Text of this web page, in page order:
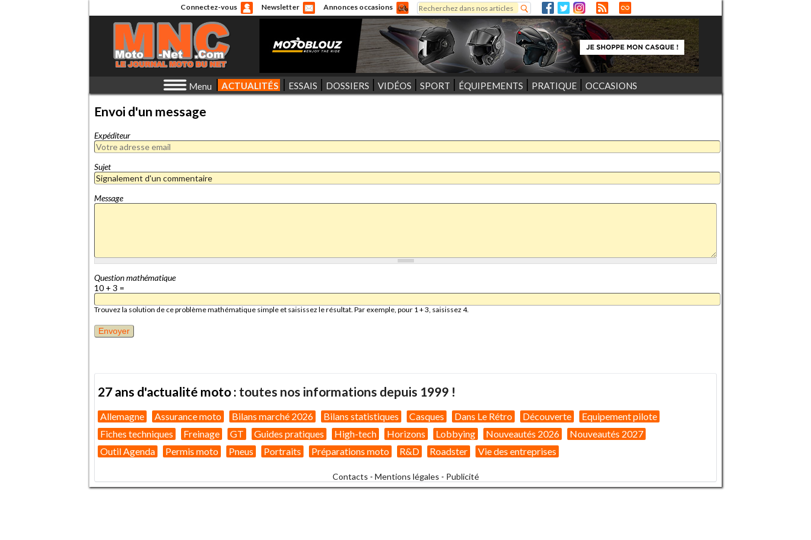
Connectez-vous Newsletter Annonces occasions
Formulaire de recherche
Rechercher
Menu ACTUALITÉS ESSAIS DOSSIERS VIDÉOS SPORT ÉQUIPEMENTS PRATIQUE OCCASIONS
Envoi d'un message
Expéditeur
Sujet
Message
Question mathématique
10 + 3 =
Trouvez la solution de ce problème mathématique simple et saisissez le résultat. Par exemple, pour 1 + 3, saisissez 4.
27 ans d'actualité moto : toutes nos informations depuis 1999 !
Allemagne Assurance moto Bilans marché 2026 Bilans statistiques Casques Dans Le Rétro Découverte
Equipement pilote
Fiches techniques
Freinage GT Guides pratiques High-tech Horizons Lobbying Nouveautés 2026
Nouveautés 2027
Outil Agenda
Permis moto Pneus Portraits Préparations moto R&D Roadster Vie des entreprises
Contacts - Mentions légales - Publicité